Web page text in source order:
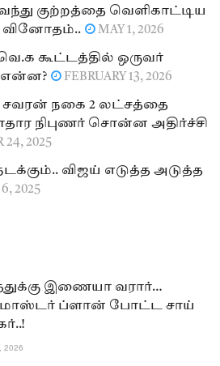
வந்து குற்றத்தை வெளிகாட்டிய
வினோதம்..
MAY 1, 2026
கூட்டத்தில் ஒருவர்
என்ன?
FEBRUARY 13, 2026
சவரன் நகை 2 லட்சத்தை
நிபுணர் சொன்ன அதிர்ச்சி
24, 2025
விஜய் எடுத்த அடுத்த
2025
இணையா வரார்…
மாஸ்டர் ப்ளான் போட்ட சாய்
2026